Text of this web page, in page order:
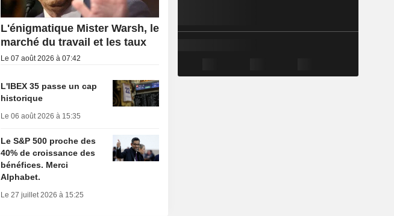
L'énigmatique Mister Warsh, le
marché du travail et les taux
Le 07 août 2026 à 07:42
L'IBEX 35 passe un cap
historique
Le 06 août 2026 à 15:35
Le S&P 500 proche des
40% de croissance des
bénéfices. Merci
Alphabet.
Le 27 juillet 2026 à 15:25